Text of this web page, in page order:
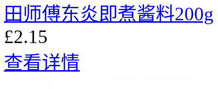
田师傅东炎即煮酱料200g
£2.15
查看详情